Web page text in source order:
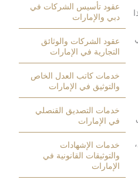
تأسيس الشركات في
والوثائق
في الإمارات
كاتب العدل الخاص
في الإمارات
التصديق القنصلي
الإشهادات
القانونية في